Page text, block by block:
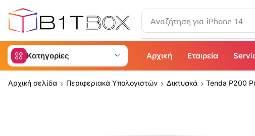
Αναζήτηση για iPhone 14
Κατηγορίες Αρχική Εταιρεία
Αρχική σελίδα Περιφεριακά Υπολογιστών Δικτυακά Tenda P200